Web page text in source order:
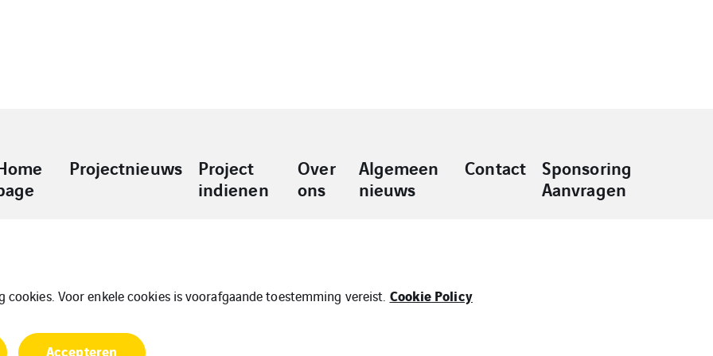
Projectnieuws
Project
indienen
Over
ons
Algemeen
nieuws
Contact
Sponsoring
Aanvragen
Voor enkele cookies is voorafgaande toestemming vereist. Cookie Policy
Accepteren